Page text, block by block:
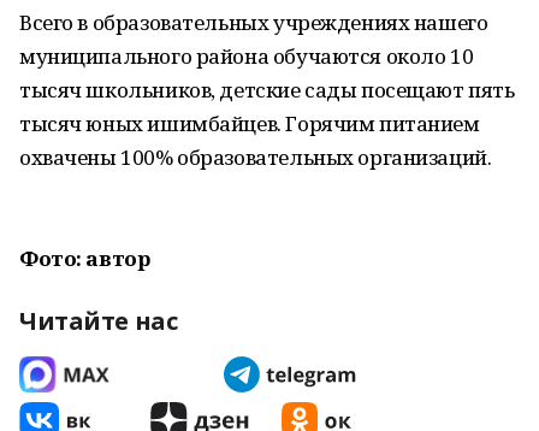
Всего в образовательных учреждениях нашего
муниципального района обучаются около 10
тысяч школьников, детские сады посещают пять
тысяч юных ишимбайцев. Горячим питанием
охвачены 100% образовательных организаций.
Фото: автор
Читайте нас